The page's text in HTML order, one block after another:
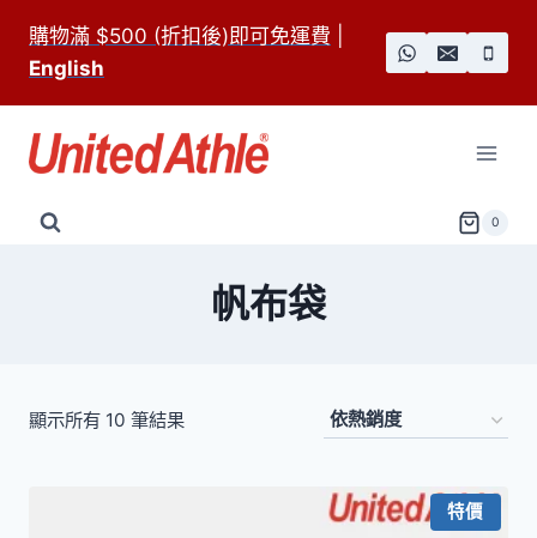
content
購物滿 $500 (折扣後)即可免運費
English
0
帆布袋
顯示所有 10 筆結果依
特價